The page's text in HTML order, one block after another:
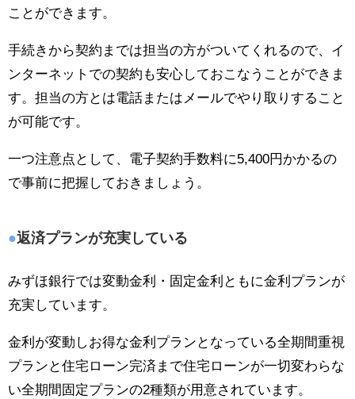
ことができます。
手続きから契約までは担当の方がついてくれるので、イ
ンターネットでの契約も安心しておこなうことができま
す。担当の方とは電話またはメールでやり取りすること
が可能です。
一つ注意点として、電子契約手数料に5,400円かかるの
で事前に把握しておきましょう。
返済プランが充実している
みずほ銀行では変動金利・固定金利ともに金利プランが
充実しています。
金利が変動しお得な金利プランとなっている全期間重視
プランと住宅ローン完済まで住宅ローンが一切変わらな
い全期間固定プランの2種類が用意されています。